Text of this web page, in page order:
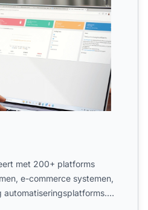
met 200+ platforms
e-commerce systemen,
automatiseringsplatforms.